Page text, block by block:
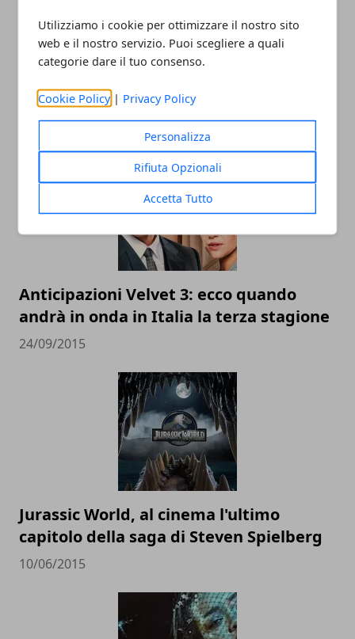
Utilizziamo i cookie per ottimizzare il nostro sito
web e il nostro servizio. Puoi scegliere a quali
categorie dare il tuo consenso.
Cookie Policy | Privacy Policy
Personalizza
Rifiuta Opzionali
Accetta Tutto
ARTICOLI CORRELATI
Anticipazioni Velvet 3: ecco quando
andrà in onda in Italia la terza stagione
24/09/2015
Jurassic World, al cinema l'ultimo
capitolo della saga di Steven Spielberg
10/06/2015